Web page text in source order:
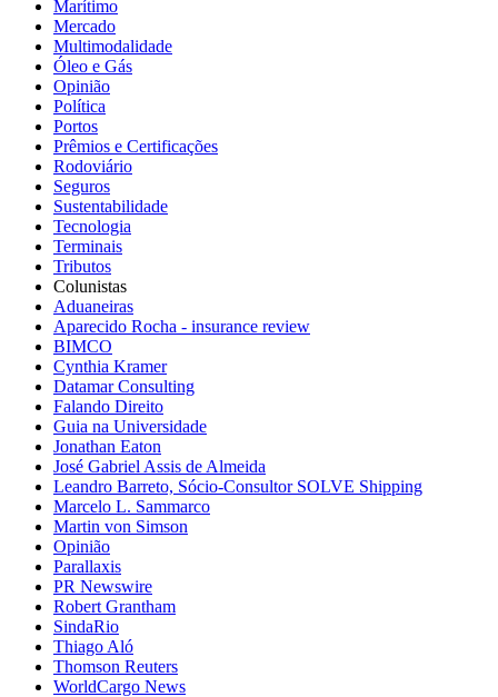
Marítimo
Mercado
Multimodalidade
Óleo e Gás
Opinião
Política
Portos
Prêmios e Certificações
Rodoviário
Seguros
Sustentabilidade
Tecnologia
Terminais
Tributos
Colunistas
Aduaneiras
Aparecido Rocha - insurance review
BIMCO
Cynthia Kramer
Datamar Consulting
Falando Direito
Guia na Universidade
Jonathan Eaton
José Gabriel Assis de Almeida
Leandro Barreto, Sócio-Consultor SOLVE Shipping
Marcelo L. Sammarco
Martin von Simson
Opinião
Parallaxis
PR Newswire
Robert Grantham
SindaRio
Thiago Aló
Thomson Reuters
WorldCargo News